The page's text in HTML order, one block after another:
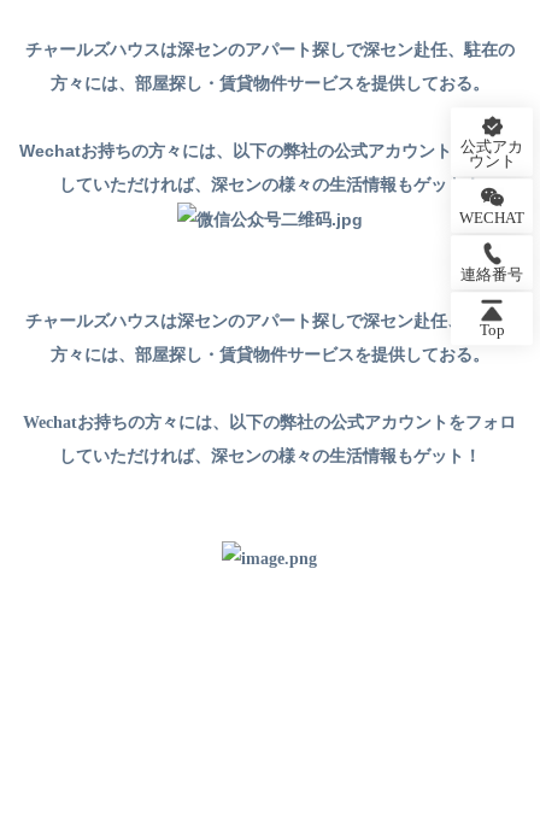
チャールズハウスは深センのアパート探しで深セン赴任、駐在の
方々には、部屋探し・賃貸物件サービスを提供しておる。
Wechatお持ちの方々には、以下の弊社の公式アカウントをフォロ
していただければ、深センの様々の生活情報もゲット！
チャールズハウスは深センのアパート探しで深セン赴任、駐在の
方々には、部屋探し・賃貸物件サービスを提供しておる。
Wechatお持ちの方々には、以下の弊社の公式アカウントをフォロ
していただければ、深センの様々の生活情報もゲット！
公式アカ
ウント
WECHAT
連絡番号
Top